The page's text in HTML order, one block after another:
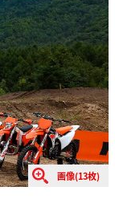
画像(13枚)